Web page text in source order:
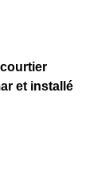
et installé